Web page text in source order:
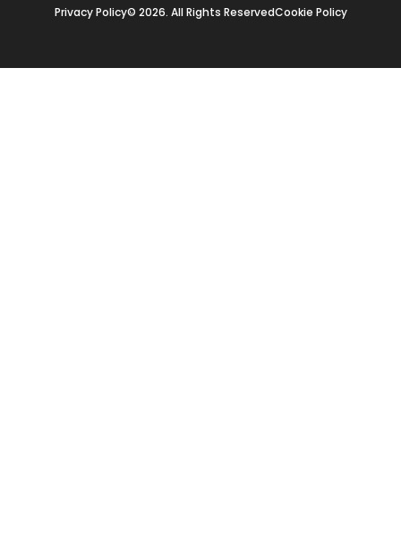
Privacy Policy© 2026. All Rights ReservedCookie Policy